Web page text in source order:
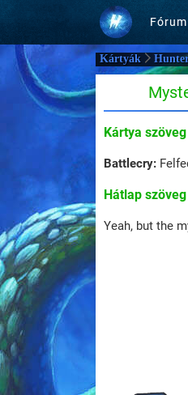
Fórum
Kártyák
Kártya szöveg
Battlecry:
Hátlap szöveg
Yeah, but the